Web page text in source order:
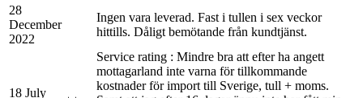
28
December
2022
Ingen vara leverad. Fast i tullen i sex veckor
hittills. Dåligt bemötande från kundtjänst.
18 July
Service rating : Mindre bra att efter ha angett
mottagarland inte varna för tillkommande
kostnader för import till Sverige, tull + moms.